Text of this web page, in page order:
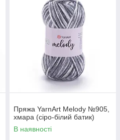
Пряжа YarnArt Melody №905,
хмара (сіро-білий батик)
В наявності